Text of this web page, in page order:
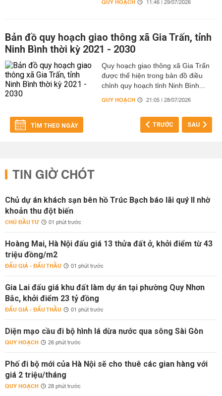
QUY HOẠCH 11:46 | 29/07/2026
Bản đồ quy hoạch giao thông xã Gia Trấn, tỉnh
Ninh Bình thời kỳ 2021 - 2030
Quy hoạch giao thông xã Gia Trấn
được thể hiện trong bản đồ điều
chỉnh quy hoạch tỉnh Ninh Bình...
QUY HOẠCH 21:05 | 28/07/2026
TÌM THEO NGÀY TRƯỚC SAU
TIN GIỜ CHÓT
Chủ dự án khách sạn bên hồ Trúc Bạch báo lãi quý II nhờ
khoản thu đột biến
CHỦ ĐẦU TƯ 01 phút trước
Hoàng Mai, Hà Nội đấu giá 13 thửa đất ở, khởi điểm từ 43
triệu đồng/m2
ĐẤU GIÁ - ĐẤU THẦU 01 phút trước
Gia Lai đấu giá khu đất làm dự án tại phường Quy Nhơn
Bắc, khởi điểm 23 tỷ đồng
ĐẤU GIÁ - ĐẤU THẦU 01 phút trước
Diện mạo cầu đi bộ hình lá dừa nước qua sông Sài Gòn
QUY HOẠCH 26 phút trước
Phố đi bộ mới của Hà Nội sẽ cho thuê các gian hàng với
giá 2 triệu/tháng
QUY HOẠCH 28 phút trước